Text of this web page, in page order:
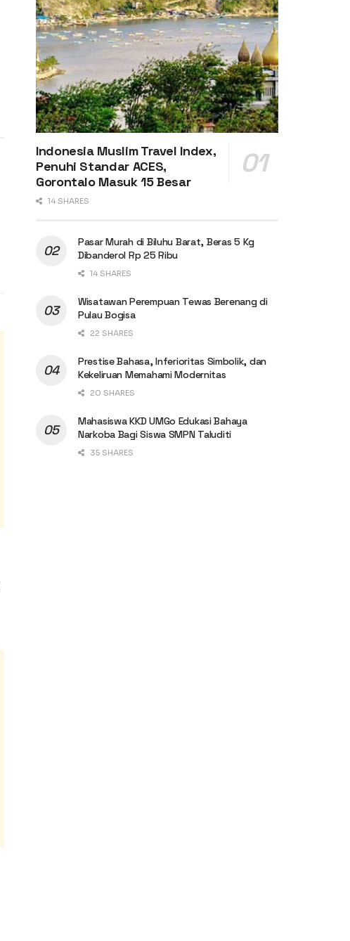
Indonesia Muslim Travel Index,
Penuhi Standar ACES,
Gorontalo Masuk 15 Besar
14 SHARES
Pasar Murah di Biluhu Barat, Beras 5 Kg
Dibanderol Rp 25 Ribu
14 SHARES
Wisatawan Perempuan Tewas Berenang di
Pulau Bogisa
22 SHARES
Prestise Bahasa, Inferioritas Simbolik, dan
Kekeliruan Memahami Modernitas
20 SHARES
Mahasiswa KKD UMGo Edukasi Bahaya
Narkoba Bagi Siswa SMPN Taluditi
35 SHARES